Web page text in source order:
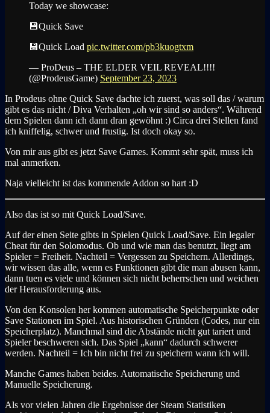
Today we showcase:
💾Quick Save
💾Quick Load pic.twitter.com/pb3kuogtxm
— ProDeus – THE ELDER VEIL REVEAL!!!!
(@ProdeusGame) September 23, 2023
In Prodeus ohne Quick Save dachte ich zuerst, was soll das / warum
gibt es das nicht / Diva Verhalten „oh wir sind so anders“. Während
dem Spielen dann ich dann dran gewöhnt :) Circa drei Stellen fand
ich kniffelig, schwer und frustig. Ist doch okay so.
Von mir aus gibt es jetzt Save Games. Kommt sehr spät, muss ich
mal anmerken.
Naja vielleicht ist das kommende Addon so hart :D
Also das ist so mit Quick Load/Save.
Auf der einen Seite gibts in Spielen Quick Load/Save. Ein legaler
Cheat für den Solomodus. Ob und wie man das benutzt, liegt am
Spieler = Freiheit. Nachteil = Vergessen zu Speichern. Allerdings,
wir wissen das alle, wenn es Funktionen gibt die man abusen kann,
dann tuen es viele und können sich nicht beherrschen und weichen
der Herausforderung aus.
Von den Konsolen her kommen automatische Speicherpunkte oder
Save Stationen im Spiel. Aus historischen Gründen (Codes, nur ein
Speicherplatz). Manchmal sind die Abstände nicht gut tariert und
Spieler beschweren sich. Das Spiel „kann“ dadurch schwerer
werden. Nachteil = Ich bin nicht frei zu speichern wann ich will.
Manche Games haben beides. Automatische Speicherung und
Manuelle Speicherung.
Als vor vielen Jahren die Ergebnisse der Steam Statistiken